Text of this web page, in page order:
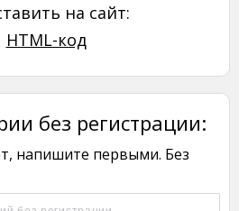
на сайт:
HTML-код
без регистрации:
напишите первыми. Без